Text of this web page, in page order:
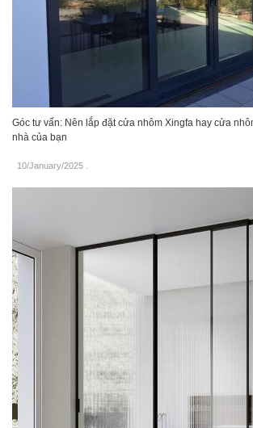
Góc tư vấn: Nên lắp đặt cửa nhôm Xingfa hay cửa
nhà của bạn
10/January/2025